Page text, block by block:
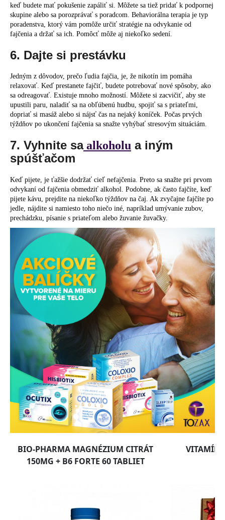
keď budete mať pokušenie zapáliť si. Môžete sa tiež pridať k podpornej
skupine alebo sa porozprávať s poradcom. Behaviorálna terapia je typ
poradenstva, ktorý vám pomôže určiť stratégie na odvykanie od
fajčenia a držať sa ich. Pomôcť môže aj niekoľko sedení.
6. Dajte si prestávku
Jedným z dôvodov, prečo ľudia fajčia, je, že nikotín im pomáha
relaxovať. Keď prestanete fajčiť, budete potrebovať nové spôsoby, ako
sa odreagovať. Existuje mnoho možností. Môžete si zacvičiť, aby ste
upustili paru, naladiť sa na obľúbenú hudbu, spojiť sa s priateľmi,
dopriať si masáž alebo si nájsť čas na nejaký koníček. Počas prvých
týždňov po ukončení fajčenia sa snažte vyhýbať stresovým situáciám.
7. Vyhnite saalkoholu a iným
spúšťačom
Keď pijete, je ťažšie dodržať cieľ nefajčenia. Preto sa snažte pri prvom
odvykaní od fajčenia obmedziť alkohol. Podobne, ak často fajčíte, keď
pijete kávu, prejdite na niekoľko týždňov na čaj. Ak zvyčajne fajčíte po
jedle, nájdite si namiesto toho niečo iné, napríklad umývanie zubov,
prechádzku, písanie s priateľom alebo žuvanie žuvačky.